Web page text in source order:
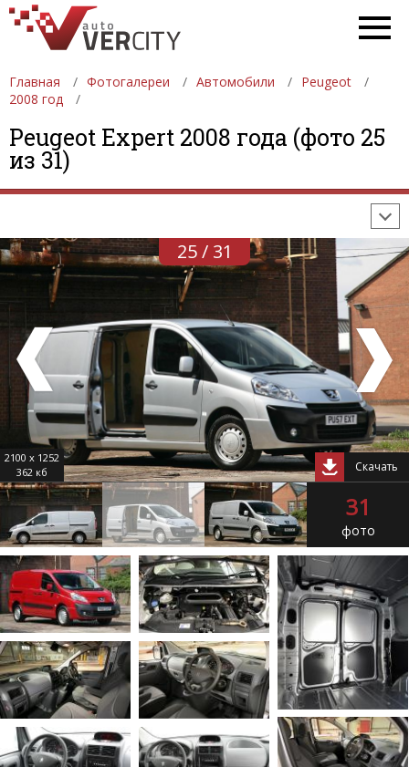
Главная Фотогалереи Автомобили
Peugeot
2008 год
Peugeot Expert 2008 года (фото 25
из 31)
ФОТОГАЛЕРЕИ АВТОМОБИЛИ
ДЕВУШКИ
АВТОСАЛОНЫ
25 / 31
2100 x 1252
362 кб
Скачать
31
фото